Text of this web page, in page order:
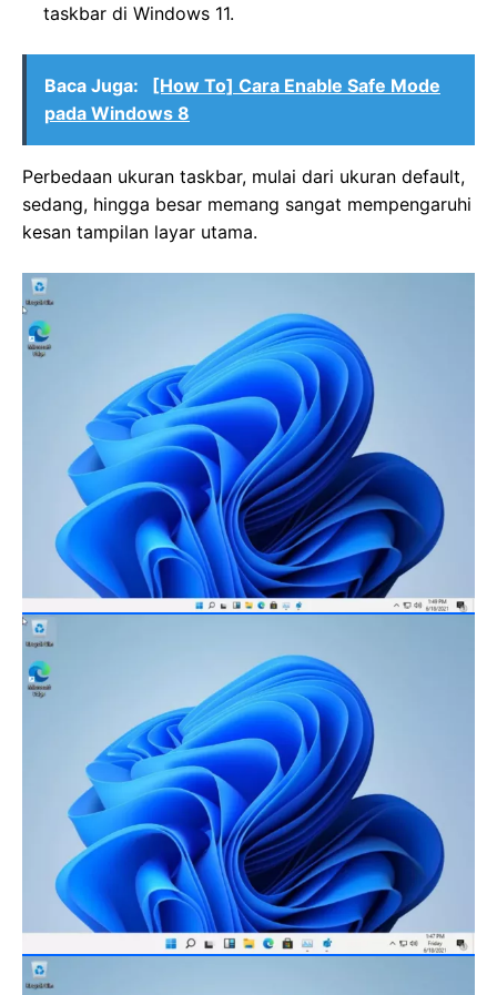
taskbar di Windows 11.
Baca Juga:
[How To] Cara Enable Safe Mode
pada Windows 8
Perbedaan ukuran taskbar, mulai dari ukuran default,
sedang, hingga besar memang sangat mempengaruhi
kesan tampilan layar utama.